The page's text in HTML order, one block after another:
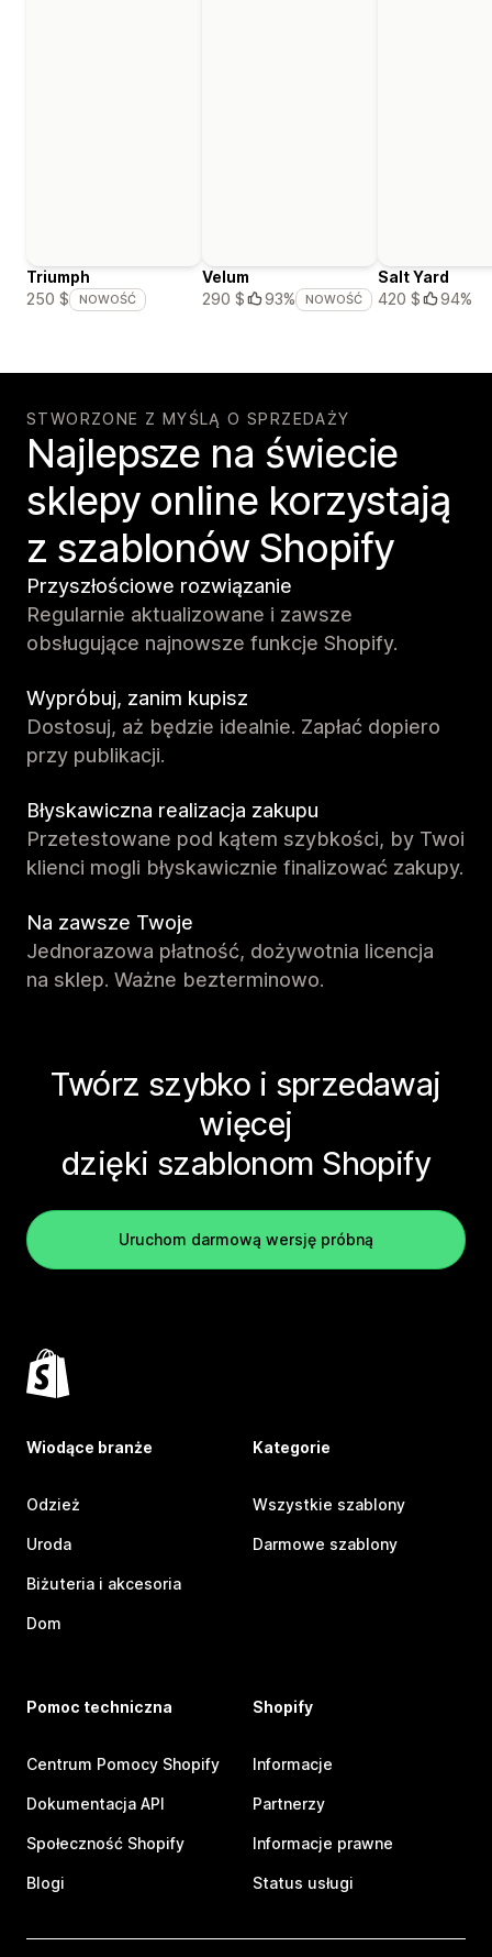
Triumph
250 $
NOWOŚĆ
Velum
290 $
93% NOWOŚĆ
Salt Yard
420 $
94%
STWORZONE Z MYŚLĄ O SPRZEDAŻY
Najlepsze na świecie
sklepy online korzystają
z szablonów Shopify
Przyszłościowe rozwiązanie
Regularnie aktualizowane i zawsze
obsługujące najnowsze funkcje Shopify.
Wypróbuj, zanim kupisz
Dostosuj, aż będzie idealnie. Zapłać dopiero
przy publikacji.
Błyskawiczna realizacja zakupu
Przetestowane pod kątem szybkości, by Twoi
klienci mogli błyskawicznie finalizować zakupy.
Na zawsze Twoje
Jednorazowa płatność, dożywotnia licencja
na sklep. Ważne bezterminowo.
Twórz szybko i sprzedawaj
więcej
dzięki szablonom Shopify
Uruchom darmową wersję próbną
Wiodące branże
Odzież
Uroda
Biżuteria i akcesoria
Dom
Kategorie
Wszystkie szablony
Darmowe szablony
Pomoc techniczna
Centrum Pomocy Shopify
Dokumentacja API
Społeczność Shopify
Blogi
Shopify
Informacje
Partnerzy
Informacje prawne
Status usługi